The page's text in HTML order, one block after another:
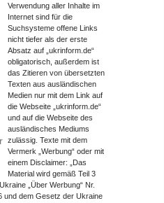
Verwendung aller Inhalte im
Internet sind für die
Suchsysteme offene Links
nicht tiefer als der erste
Absatz auf „ukrinform.de“
obligatorisch, außerdem ist
das Zitieren von übersetzten
Texten aus ausländischen
Medien nur mit dem Link auf
die Webseite „ukrinform.de“
und auf die Webseite des
ausländisches Mediums
zulässig. Texte mit dem
Vermerk „Werbung“ oder mit
einem Disclaimer: „Das
Material wird gemäß Teil 3
„Über Werbung“ Nr.
und dem Gesetz der Ukraine